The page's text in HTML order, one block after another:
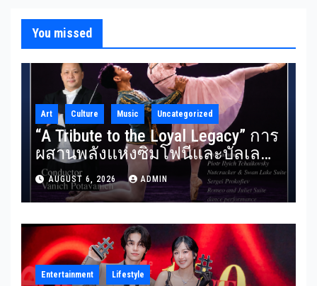
You missed
Art Culture Music Uncategorized
“A Tribute to the Loyal Legacy” การ
ผสานพลังแห่งซิมโฟนีและบัลเลต์
RBSO ร่วม Bangkok City Ballet
ถ่ายทอดบทประพันธ์อมตะอย่าง
สง่างาม
AUGUST 6, 2026 ADMIN
Entertainment Lifestyle